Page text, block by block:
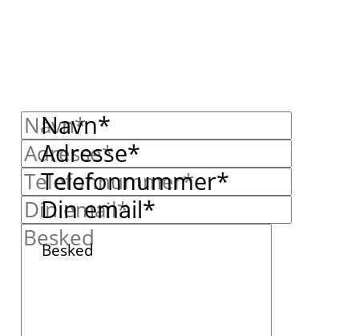
Navn*
Adresse*
Telefonnummer*
Din email*
Besked